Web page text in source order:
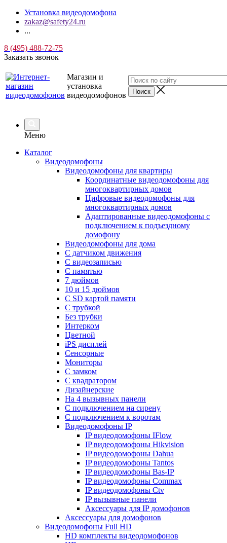
Установка видеодомофона
zakaz@safety24.ru
...
8 (495) 488-72-75
Заказать звонок
Магазин и
установка
видеодомофонов
Меню
Каталог
Видеодомофоны
Видеодомофоны для квартиры
Координатные видеодомофоны для
многоквартирных домов
Цифровые видеодомофоны для
многоквартирных домов
Адаптированные видеодомофоны с
подключением к подъездному
домофону
Видеодомофоны для дома
С датчиком движения
С видеозаписью
C памятью
7 дюймов
10 и 15 дюймов
С SD картой памяти
С трубкой
Без трубки
Интерком
Цветной
iPS дисплей
Сенсорные
Мониторы
С замком
C квадратором
Дизайнерские
На 4 вызывных панели
С подключением на сирену
С подключением к воротам
Видеодомофоны IP
IP видеодомофоны IFlow
IP видеодомофоны Hikvision
IP видеодомофоны Dahua
IP видеодомофоны Tantos
IP видеодомофоны Bas-IP
IP видеодомофоны Commax
IP видеодомофоны Ctv
IP вызывные панели
Аксессуары для IP домофонов
Аксессуары для домофонов
Видеодомофоны Full HD
HD комплекты видеодомофонов